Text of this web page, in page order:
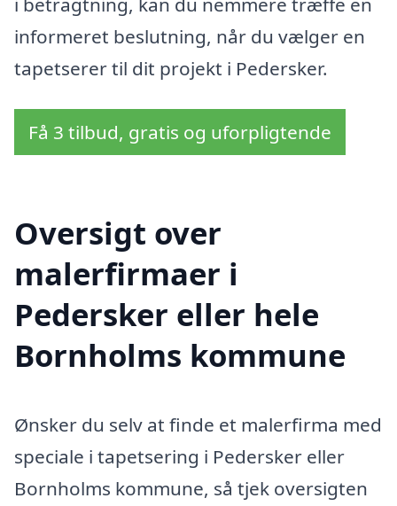
informeret beslutning, når du vælger en
tapetserer til dit projekt i Pedersker.
Få 3 tilbud, gratis og uforpligtende
Oversigt over
malerfirmaer i
Pedersker eller hele
Bornholms kommune
Ønsker du selv at finde et malerfirma med
speciale i tapetsering i Pedersker eller
Bornholms kommune, så tjek oversigten